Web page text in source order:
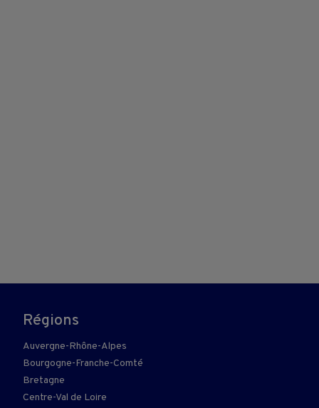
Régions
Auvergne-Rhône-Alpes
Bourgogne-Franche-Comté
Bretagne
Centre-Val de Loire